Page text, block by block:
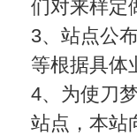
们对来样定
3、站点公
等根据具体
4、为使刀
站点，本站